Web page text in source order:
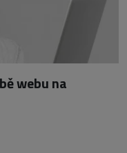
webu na